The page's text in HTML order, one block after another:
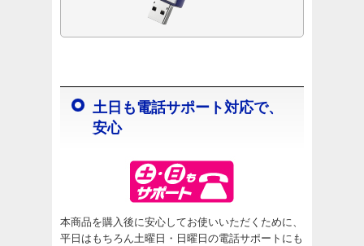
土日も電話サポート対応で、
安心
本商品を購入後に安心してお使いいただくために、
平日はもちろん土曜日・日曜日の電話サポートにも